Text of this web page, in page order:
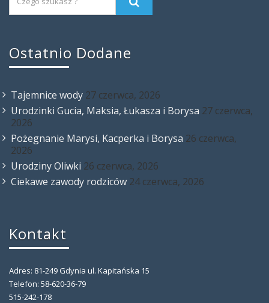
Ostatnio Dodane
Tajemnice wody 27 czerwca, 2026
Urodzinki Gucia, Maksia, Łukasza i Borysa 27 czerwca,
2026
Pożegnanie Marysi, Kacperka i Borysa 26 czerwca,
2026
Urodziny Oliwki 26 czerwca, 2026
Ciekawe zawody rodziców 24 czerwca, 2026
Kontakt
Adres: 81-249 Gdynia ul. Kapitańska 15
Telefon: 58-620-36-79
515-242-178